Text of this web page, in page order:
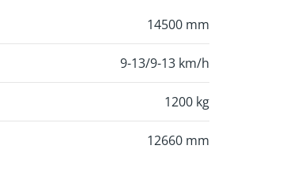
14500 mm
9-13/9-13 km/h
1200 kg
12660 mm